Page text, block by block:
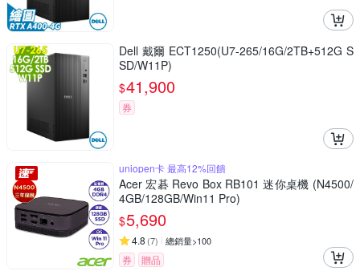
Dell 戴爾 ECT1250(U7-265/16G/2TB+512G S
SD/W11P)
$41,900
券
uniopen卡 最高12%回饋
Acer 宏碁 Revo Box RB101 迷你桌機 (N4500/
4GB/128GB/Win11 Pro)
$5,690
4.8 (7) 總銷量>100
券
贈品